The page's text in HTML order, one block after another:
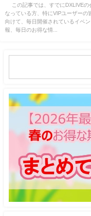
す！ 2024年７月の毎日開催中イ
ベント情報！ - DXLIVE
この記事では、すでにDXLIVEの
なっている方、特にVIPユーザーの
向けて、毎日開催されているイベ
報、毎日のお得な情...